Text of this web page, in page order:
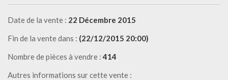
Date de la vente : 22 Décembre 2015
Fin de la vente dans : (22/12/2015 20:00)
Nombre de pièces à vendre :414
Autres informations sur cette vente :